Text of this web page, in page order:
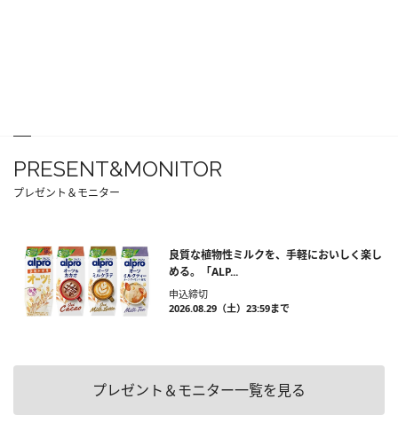
PRESENT&MONITOR
プレゼント＆モニター
良質な植物性ミルクを、手軽においしく楽し
める。「ALP...
申込締切
2026.08.29（土）23:59まで
プレゼント＆モニター一覧を見る